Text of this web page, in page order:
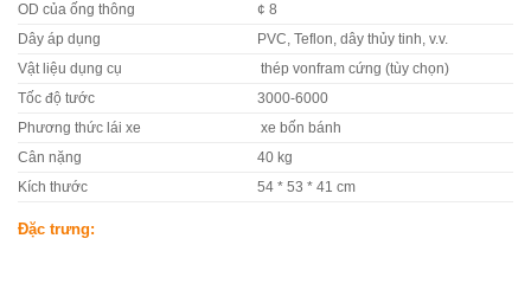
OD của ống thông ¢ 8
Dây áp dụng PVC, Teflon, dây thủy tinh, v.v.
Vật liệu dụng cụ thép vonfram cứng (tùy chọn)
Tốc độ tước 3000-6000
Phương thức lái xe xe bốn bánh
Cân nặng 40 kg
Kích thước 54 * 53 * 41 cm
Đặc trưng: